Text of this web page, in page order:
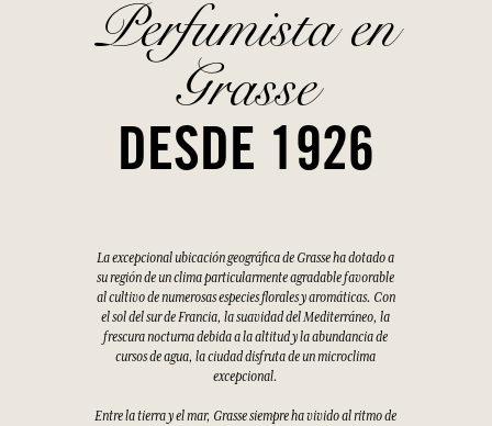
Perfumista en
Grasse
DESDE 1926
La excepcional ubicación geográfica de Grasse ha dotado a
su región de un clima particularmente agradable favorable
al cultivo de numerosas especies florales y aromáticas. Con
el sol del sur de Francia, la suavidad del Mediterráneo, la
frescura nocturna debida a la altitud y la abundancia de
cursos de agua, la ciudad disfruta de un microclima
excepcional.
Entre la tierra y el mar, Grasse siempre ha vivido al ritmo de